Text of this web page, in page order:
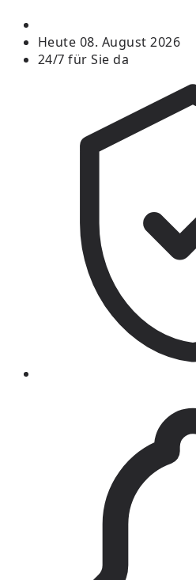
Heute 08. August 2026
24/7 für Sie da